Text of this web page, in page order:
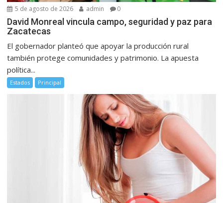
5 de agosto de 2026 admin 0
David Monreal vincula campo, seguridad y paz para
Zacatecas
El gobernador planteó que apoyar la producción rural
también protege comunidades y patrimonio. La apuesta
política...
Estados Principal